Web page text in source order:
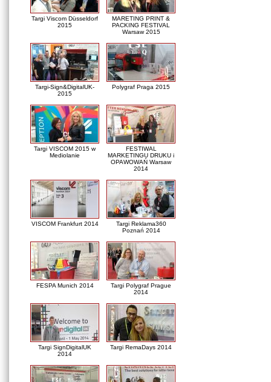
Targi Viscom Düsseldorf
2015
MARETING PRINT &
PACKING FESTIVAL
Warsaw 2015
Targi-Sign&DigitalUK-
2015
Polygraf Praga 2015
Targi VISCOM 2015 w
Mediolanie
FESTIWAL
MARKETINGU DRUKU i
OPAWOWAŃ Warsaw
2014
VISCOM Frankfurt 2014
Targi Reklama360
Poznań 2014
FESPA Munich 2014
Targi Polygraf Prague
2014
Targi SignDigitalUK
2014
Targi RemaDays 2014